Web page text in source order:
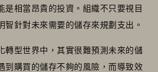
是相當昂貴的投資。組織不只要視目
智針對未來需要的儲存來規劃支出。
轉型世界中，其實很難預測未來的儲
到購買的儲存不夠的風險，而導致效